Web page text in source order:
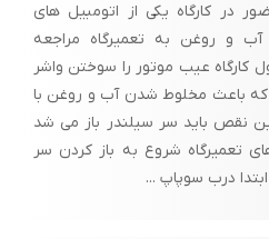
کپه آخری بعلت وجود کاسه نمد
شود . لذا لازم به ذکر است که با
سفت آنرا شل نموده و از بلوک
از روی بلوک بلند کرده و روی میز
می دهند .
گذاشته شود که احتمال افتادن
در کارگاه یکی از اتومبیل های
و روغن به تعمیرگاه مراجعه
عیب موتور را سوختن واشر
باعث مخلوط شدن آب و روغن با
نقص باید سر سیلندر باز می شد
تعمیرگاه شروع به باز کردن سر
درب سوپاپ ...